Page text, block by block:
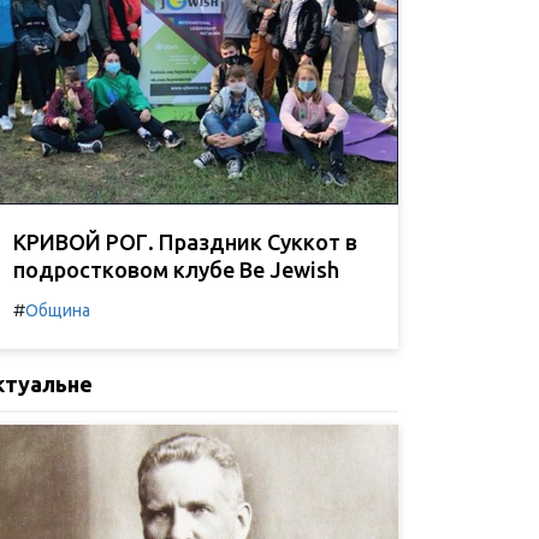
КРИВОЙ РОГ. Праздник Суккот в
подростковом клубе Be Jewish
#Община